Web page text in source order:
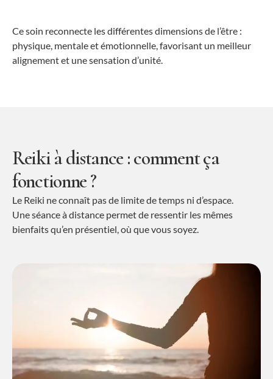
Ce soin reconnecte les différentes dimensions de l’être :
physique, mentale et émotionnelle, favorisant un meilleur
alignement et une sensation d’unité.
Reiki à distance : comment ça
fonctionne ?
Le Reiki ne connaît pas de limite de temps ni d’espace.
Une séance à distance permet de ressentir les mêmes
bienfaits qu’en présentiel, où que vous soyez.